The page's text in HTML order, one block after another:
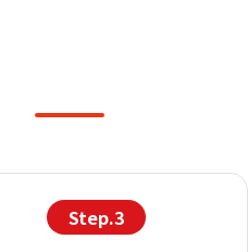
Step.3